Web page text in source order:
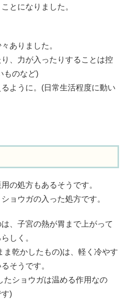
とになりました。
ありました。
、力が入ったりすることは控
ものなど)
ように。(日常生活程度に動い
の処方もあるそうです。
ョウガの入った処方です。
、子宮の熱が胃まで上がって
しく。
ま乾かしたもの)は、軽く冷やす
そうです。
たショウガは温める作用なの
)